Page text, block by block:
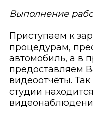
Выполнение
Приступаем к
процедурам,
автомобиль, а в
предоставляем
видеоотчёты.
студии